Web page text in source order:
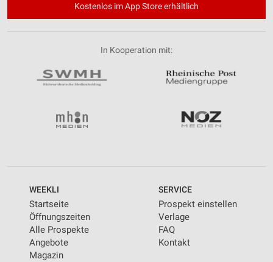
Kostenlos im App Store erhältlich
In Kooperation mit:
WEEKLI
Startseite
Öffnungszeiten
Alle Prospekte
Angebote
Magazin
SERVICE
Prospekt einstellen
Verlage
FAQ
Kontakt